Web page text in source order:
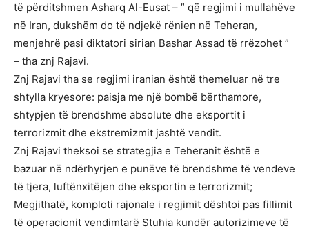
të përditshmen Asharq Al-Eusat – ” që regjimi i mullahëve
në Iran, dukshëm do të ndjekë rënien në Teheran,
menjehrë pasi diktatori sirian Bashar Assad të rrëzohet ”
– tha znj Rajavi.
Znj Rajavi tha se regjimi iranian është themeluar në tre
shtylla kryesore: paisja me një bombë bërthamore,
shtypjen të brendshme absolute dhe eksportit i
terrorizmit dhe ekstremizmit jashtë vendit.
Znj Rajavi theksoi se strategjia e Teheranit është e
bazuar në ndërhyrjen e punëve të brendshme të vendeve
të tjera, luftënxitëjen dhe eksportin e terrorizmit;
Megjithatë, komploti rajonale i regjimit dështoi pas fillimit
të operacionit vendimtarë Stuhia kundër autorizimeve të